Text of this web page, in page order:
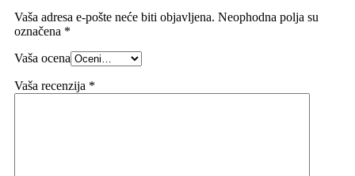
Vaša adresa e-pošte neće biti objavljena. Neophodna polja su
označena *
Vaša ocena
Vaša recenzija *